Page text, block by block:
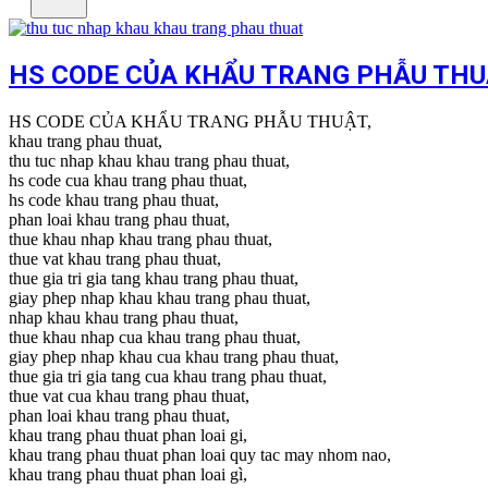
HS CODE CỦA KHẨU TRANG PHẪU
HS CODE CỦA KHẨU TRANG PHẪU THUẬT,
khau trang phau thuat,
thu tuc nhap khau khau trang phau thuat,
hs code cua khau trang phau thuat,
hs code khau trang phau thuat,
phan loai khau trang phau thuat,
thue khau nhap khau trang phau thuat,
thue vat khau trang phau thuat,
thue gia tri gia tang khau trang phau thuat,
giay phep nhap khau khau trang phau thuat,
nhap khau khau trang phau thuat,
thue khau nhap cua khau trang phau thuat,
giay phep nhap khau cua khau trang phau thuat,
thue gia tri gia tang cua khau trang phau thuat,
thue vat cua khau trang phau thuat,
phan loai khau trang phau thuat,
khau trang phau thuat phan loai gi,
khau trang phau thuat phan loai quy tac may nhom nao,
khau trang phau thuat phan loai gì,